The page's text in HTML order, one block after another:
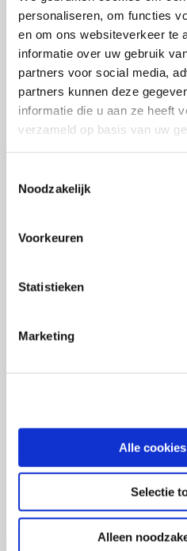
personaliseren, om functies
en om ons websiteverkeer te
informatie over uw gebruik
partners voor social media,
partners kunnen deze
informatie die u aan ze heeft
verzameld op basis van uw
Noodzakelijk
Voorkeuren
Statistieken
Marketing
Alle
Selectie
Alleen
werkachterstand. Om
verminderen moet er
worden naar de persoonlijke
gebruikers als de
context waarin het sociale
Zo zien we bijvoorbeeld dat
bijvoorbeeld in scholen,
(mindfullness)trainingen
moeten leren om te gaan
media met zich
Opzoek naar digitale balans
strategie is voor
betekent dit dat per
individuele, en contextuele
zijn op het sociale
disconnectie strategie
Meer weten? Dit artikel is
onderstaande publicatie:
Abeele, M. M. V., Halfmann,
Demon, or Donut?